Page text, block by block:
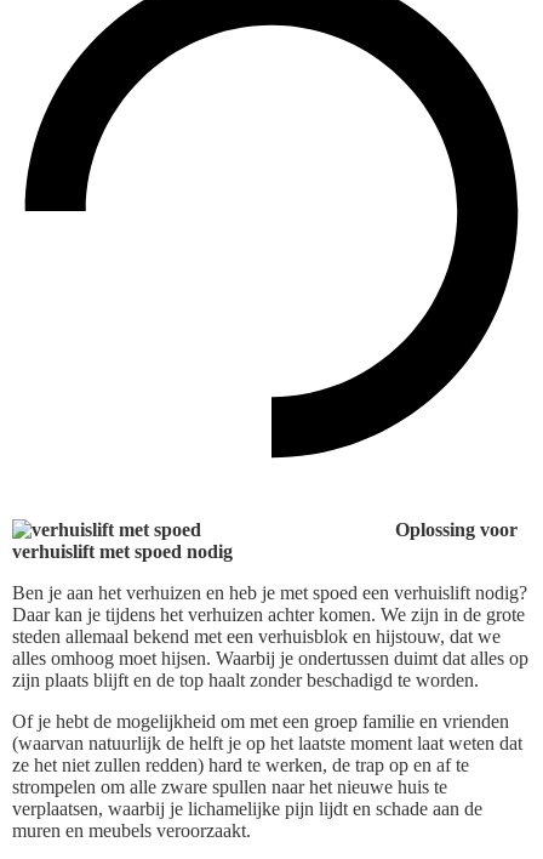
Oplossing voor
verhuislift met spoed nodig
Ben je aan het verhuizen en heb je met spoed een verhuislift nodig?
Daar kan je tijdens het verhuizen achter komen. We zijn in de grote
steden allemaal bekend met een verhuisblok en hijstouw, dat we
alles omhoog moet hijsen. Waarbij je ondertussen duimt dat alles op
zijn plaats blijft en de top haalt zonder beschadigd te worden.
Of je hebt de mogelijkheid om met een groep familie en vrienden
(waarvan natuurlijk de helft je op het laatste moment laat weten dat
ze het niet zullen redden) hard te werken, de trap op en af te
strompelen om alle zware spullen naar het nieuwe huis te
verplaatsen, waarbij je lichamelijke pijn lijdt en schade aan de
muren en meubels veroorzaakt.